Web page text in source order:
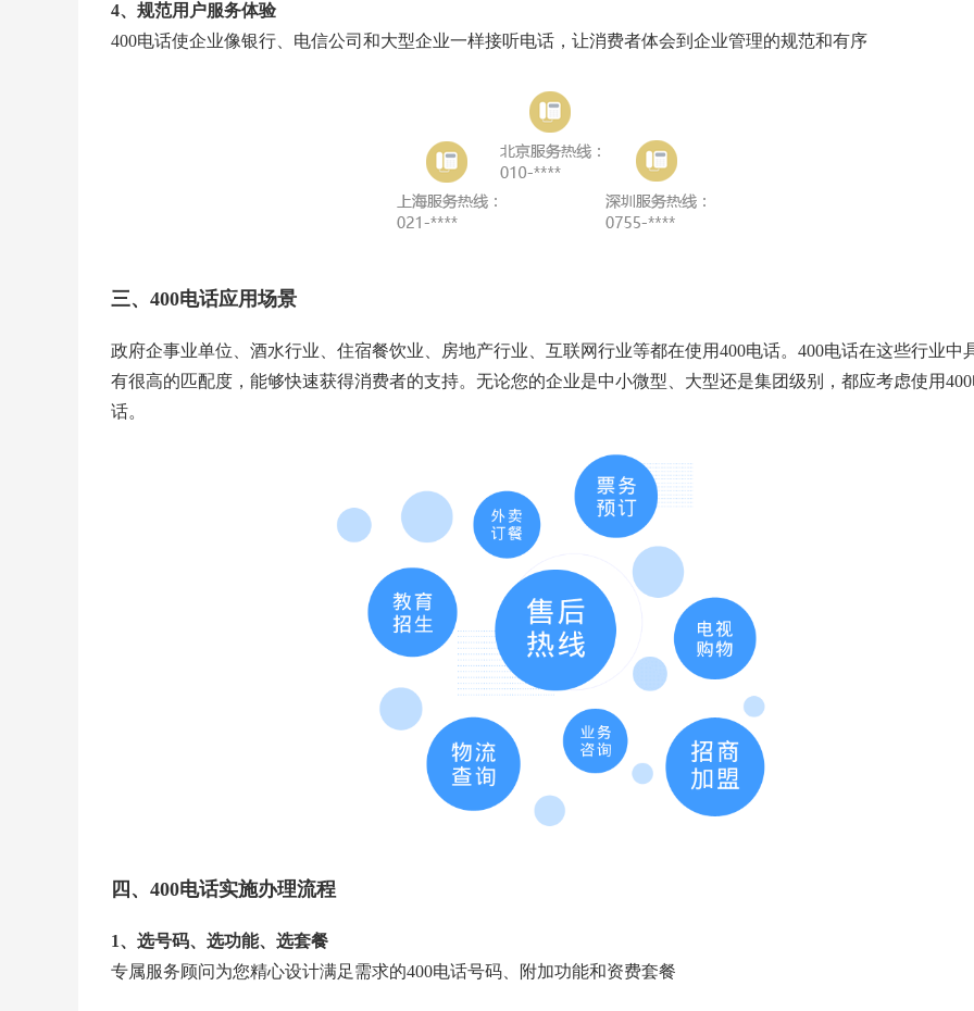
4、规范用户服务体验
400电话使企业像银行、电信公司和大型企业一样接听电话，让消费者体会到企业管理的规范和有序
三、400电话应用场景
政府企事业单位、酒水行业、住宿餐饮业、房地产行业、互联网行业等都在使用400电话。400电话在这些行业中
有很高的匹配度，能够快速获得消费者的支持。无论您的企业是中小微型、大型还是集团级别，都应考虑使用
话。
四、400电话实施办理流程
1、选号码、选功能、选套餐
专属服务顾问为您精心设计满足需求的400电话号码 、附加功能和资费套餐